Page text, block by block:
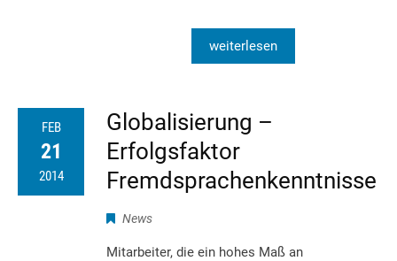
weiterlesen
FEB
21
2014
Globalisierung –
Erfolgsfaktor
Fremdsprachenkenntnisse
News
Mitarbeiter, die ein hohes Maß an